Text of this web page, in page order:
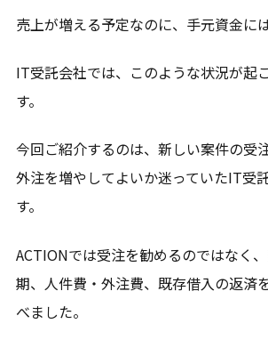
売上が増える予定なのに、手元資金に
IT受託会社では、このような状況が起
す。
今回ご紹介するのは、新しい案件の受
外注を増やしてよいか迷っていたIT受
す。
ACTIONでは受注を勧めるのではなく
期、人件費・外注費、既存借入の返済
べました。
面談後には、
現状の課題、確認すべき
「初回面談レポート」を納品
社長が見返せる判断材料を残